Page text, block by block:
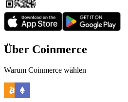
Über Coinmerce
Warum Coinmerce wählen